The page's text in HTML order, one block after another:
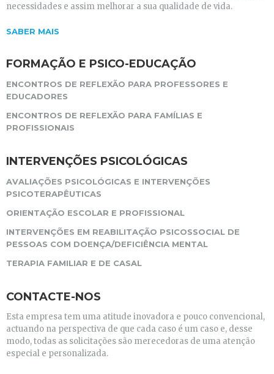
necessidades e assim melhorar a sua qualidade de vida.
SABER MAIS
FORMAÇÃO E PSICO-EDUCAÇÃO
ENCONTROS DE REFLEXÃO PARA PROFESSORES E
EDUCADORES
ENCONTROS DE REFLEXÃO PARA FAMÍLIAS E
PROFISSIONAIS
INTERVENÇÕES PSICOLÓGICAS
AVALIAÇÕES PSICOLÓGICAS E INTERVENÇÕES
PSICOTERAPÊUTICAS
ORIENTAÇÃO ESCOLAR E PROFISSIONAL
INTERVENÇÕES EM REABILITAÇÃO PSICOSSOCIAL DE
PESSOAS COM DOENÇA/DEFICIÊNCIA MENTAL
TERAPIA FAMILIAR E DE CASAL
CONTACTE-NOS
Esta empresa tem uma atitude inovadora e pouco convencional,
actuando na perspectiva de que cada caso é um caso e, desse
modo, todas as solicitações são merecedoras de uma atenção
especial e personalizada.